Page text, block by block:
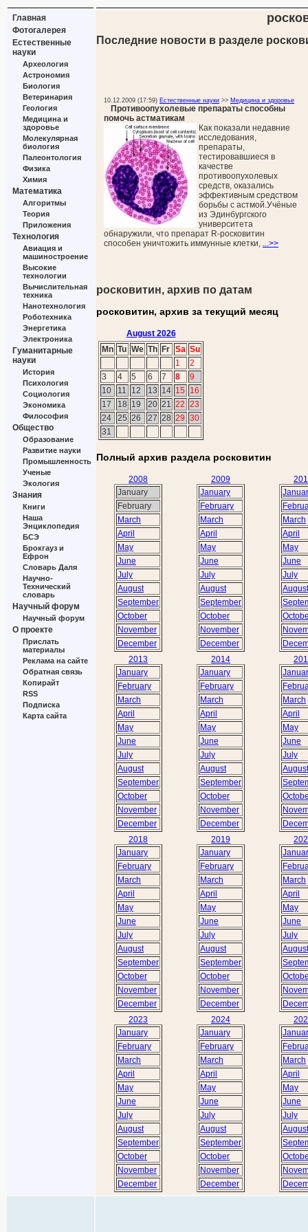
Главная
Фотогалерея
Естественные
науки
Археология
Астрономия
Биология
Ветеринария
Геология
Медицина и
здоровье
Молекулярная
биология
Палеонтология
Физика
Химия
Математика
Алгоритмы
Теория
Приложения
Технология
Авиация и
машиностроение
Высокие
технологии
Вычислительная
техника
Нанотехнология
Роботехника
Энергетика
Электроника
Гуманитарные
науки
История
Психология
Социология
Экономика
Философия
Общество
Образование
Развитие науки
Промышленность
Ученые
Экология
Знания
Книги
Наша
Энциклопедия
БСЭ
Брокгауз и
Ефрон
Словарь Даля
Научно-
Технический
словарь
Научный форум
Научный форум
О проекте
Прислать
материалы
Реклама на сайте
Обратная связь
Копирайт
RSS
Подписка
Карта сайта
Последние новости в разделе
10.12.2009 (17:59) Естественные науки >> Медицина и здоровье
Противоопухолевые препараты способны
помочь астматикам
Как показали недавние
исследования,
препараты,
тестировавшиеся в
качестве
противоопухолевых
средств, оказались
эффективным средством
борьбы с астмой.Учёные
из Эдинбургского
университета
обнаружили, что препарат R-росковитин
способен уничтожить иммунные клетки,
...>>
росковитин, архив по датам
росковитин, архив за текущий месяц
August 2026
Mn Tu We Th Fr Sa Su
1
2
3
4 5 6 7 8
9
10
11 12 13 14 15
16
17
18 19 20 21 22 23
24
25 26 27 28 29 30
31
Полный архив раздела росковитин
2008
January
February
March
April
May
June
July
August
September
October
November
December
2009
January
February
March
April
May
June
July
August
September
October
November
December
March
April
May
June
July
August
2013
January
February
March
April
May
June
July
August
September
October
November
December
2014
January
February
March
April
May
June
July
August
September
October
November
December
March
April
May
June
July
August
2018
January
February
March
April
May
June
July
August
September
October
November
December
2019
January
February
March
April
May
June
July
August
September
October
November
December
March
April
May
June
July
August
2023
January
February
March
April
May
June
July
August
September
October
November
December
2024
January
February
March
April
May
June
July
August
September
October
November
December
March
April
May
June
July
August